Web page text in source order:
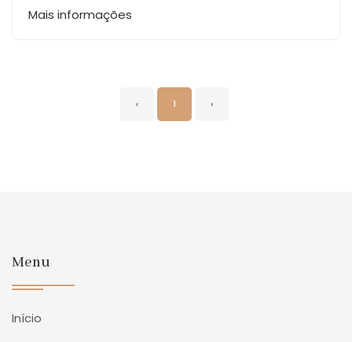
Mais informações
‹ 1 ›
Menu
Início